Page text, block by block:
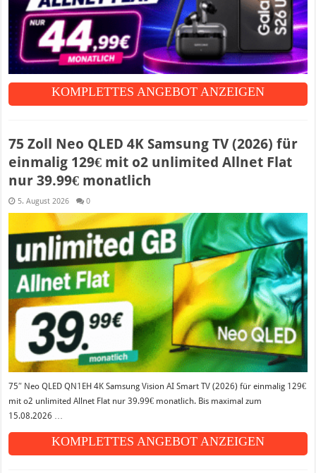
KOMPLETTES ANGEBOT ANZEIGEN
75 Zoll Neo QLED 4K Samsung TV (2026) für
einmalig 129€ mit o2 unlimited Allnet Flat
nur 39.99€ monatlich
5. August 2026 0
75″ Neo QLED QN1EH 4K Samsung Vision AI Smart TV (2026) für einmalig 129€
mit o2 unlimited Allnet Flat nur 39.99€ monatlich. Bis maximal zum
15.08.2026 …
KOMPLETTES ANGEBOT ANZEIGEN